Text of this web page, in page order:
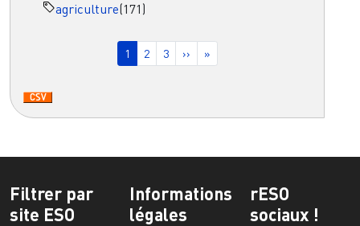
agriculture(171)
Page courante
1 Page
2 Page
3 Page suivante
›› Dernière page
»
Filtrer par
site ESO
Informations
légales
rESO
sociaux !